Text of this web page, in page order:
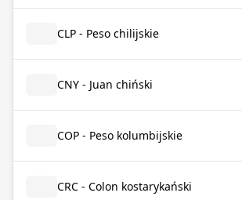
CLP - Peso chilijskie
CNY - Juan chiński
COP - Peso kolumbijskie
CRC - Colon kostarykański